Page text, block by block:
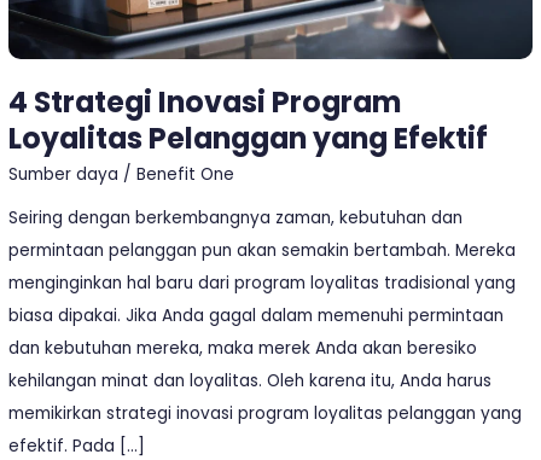
4 Strategi Inovasi Program
Loyalitas Pelanggan yang Efektif
Sumber daya /Benefit One
Seiring dengan berkembangnya zaman, kebutuhan dan
permintaan pelanggan pun akan semakin bertambah. Mereka
menginginkan hal baru dari program loyalitas tradisional yang
biasa dipakai. Jika Anda gagal dalam memenuhi permintaan
dan kebutuhan mereka, maka merek Anda akan beresiko
kehilangan minat dan loyalitas. Oleh karena itu, Anda harus
memikirkan strategi inovasi program loyalitas pelanggan yang
efektif. Pada […]